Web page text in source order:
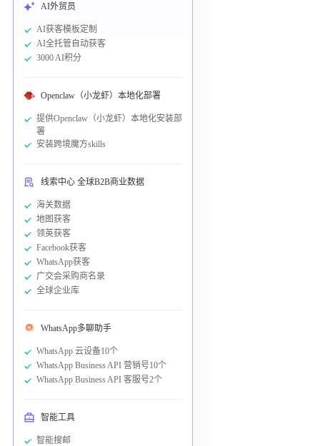
AI外贸员
AI获客模板定制
AI全托管自动获客
3000 AI积分
Openclaw（小龙虾）本地化部署
提供Openclaw（小龙虾）本地化安装部
署
安装跨境魔方skills
线索中心 全球B2B商业数据
海关数据
地图获客
领英获客
Facebook获客
WhatsApp获客
广交会采购商名录
全球企业库
WhatsApp多聊助手
WhatsApp 云设备10个
WhatsApp Business API 营销号10个
WhatsApp Business API 客服号2个
智能工具
智能搜邮